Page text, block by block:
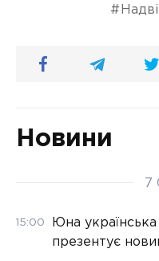
Новини
7
15:00
Юна
презентує